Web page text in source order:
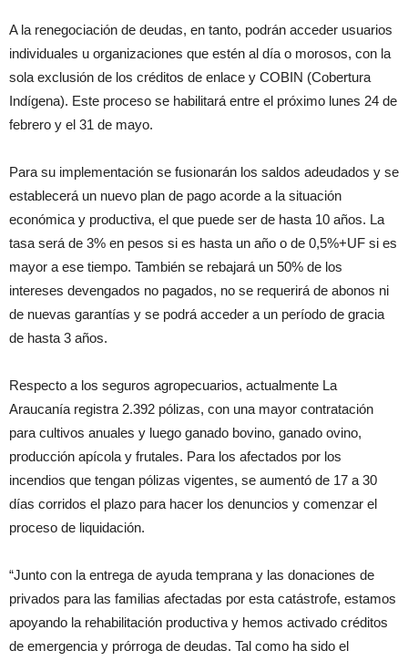
A la renegociación de deudas, en tanto, podrán acceder usuarios
individuales u organizaciones que estén al día o morosos, con la
sola exclusión de los créditos de enlace y COBIN (Cobertura
Indígena). Este proceso se habilitará entre el próximo lunes 24 de
febrero y el 31 de mayo.
Para su implementación se fusionarán los saldos adeudados y se
establecerá un nuevo plan de pago acorde a la situación
económica y productiva, el que puede ser de hasta 10 años. La
tasa será de 3% en pesos si es hasta un año o de 0,5%+UF si es
mayor a ese tiempo. También se rebajará un 50% de los
intereses devengados no pagados, no se requerirá de abonos ni
de nuevas garantías y se podrá acceder a un período de gracia
de hasta 3 años.
Respecto a los seguros agropecuarios, actualmente La
Araucanía registra 2.392 pólizas, con una mayor contratación
para cultivos anuales y luego ganado bovino, ganado ovino,
producción apícola y frutales. Para los afectados por los
incendios que tengan pólizas vigentes, se aumentó de 17 a 30
días corridos el plazo para hacer los denuncios y comenzar el
proceso de liquidación.
“Junto con la entrega de ayuda temprana y las donaciones de
privados para las familias afectadas por esta catástrofe, estamos
apoyando la rehabilitación productiva y hemos activado créditos
de emergencia y prórroga de deudas. Tal como ha sido el